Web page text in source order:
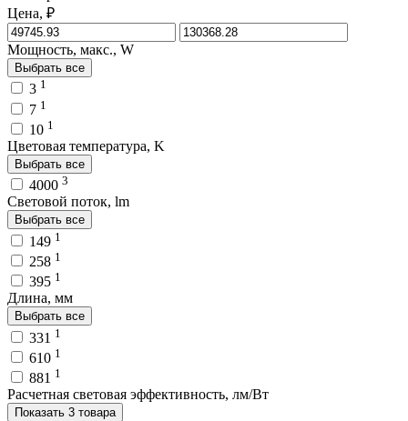
Цена, ₽
Мощность, макс., W
Выбрать все
3 1
7 1
10 1
Цветовая температура, K
Выбрать все
4000 3
Световой поток, lm
Выбрать все
149 1
258 1
395 1
Длина, мм
Выбрать все
331 1
610 1
881 1
Расчетная световая эффективность, лм/Вт
Показать 3 товара